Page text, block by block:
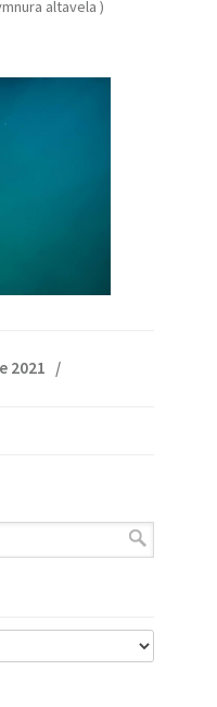
altavela )
2021 /